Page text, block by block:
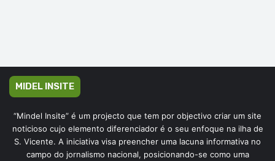
MIDEL INSITE
“Mindel Insite” é um projecto que tem por objectivo criar um site
noticioso cujo elemento diferenciador é o seu enfoque na ilha de
S. Vicente. A iniciativa visa preencher uma lacuna informativa no
campo do jornalismo nacional, posicionando-se como uma